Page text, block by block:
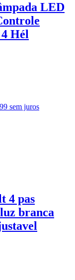
LED
Hél
sem juros
4 pas
branca